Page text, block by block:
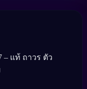
– แท้ ถาวร ตัว